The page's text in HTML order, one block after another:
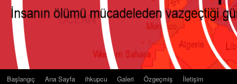
Başlangıç Ana Sayfa ihkupcu Galeri Özgeçmiş İletişim